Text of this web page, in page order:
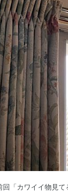
「カワイイ物見て